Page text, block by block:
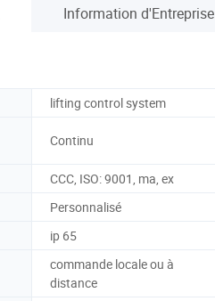
Information d'Entreprise
lifting control system
Continu
CCC, ISO: 9001, ma, ex
Personnalisé
ip 65
commande locale ou à
distance